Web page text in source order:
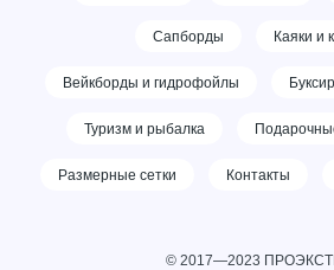
Сапборды Каяки и
Вейкборды и гидрофойлы
Туризм и рыбалка
Размерные сетки Контакты
© 2017—2023